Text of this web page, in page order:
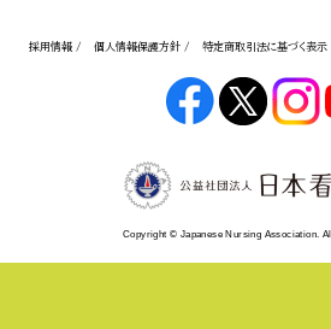
採用情報 / 個人情報保護方針 / 特定商取引法に基づく表
Copyright © Japanese Nursing Association.